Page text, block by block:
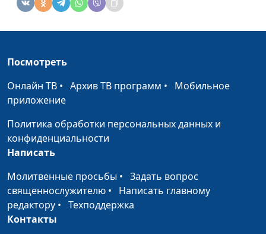
Посмотреть
Онлайн ТВ • Архив ТВ программ • Мобильное
приложение
Политика обработки персональных данных и
конфиденциальности
Написать
Молитвенные просьбы • Задать вопрос
священнослужителю • Написать главному
редактору • Техподдержка
Контакты